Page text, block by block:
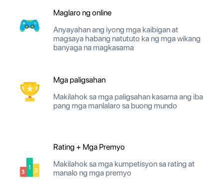
Maglaro ng online
Anyayahan ang iyong mga kaibigan at
magsaya habang natututo ka ng mga wikang
banyaga na magkasama
Mga paligsahan
Makilahok sa mga paligsahan kasama ang iba
pang mga manlalaro sa buong mundo
Rating + Mga Premyo
Makilahok sa mga kumpetisyon sa rating at
manalo ng mga premyo